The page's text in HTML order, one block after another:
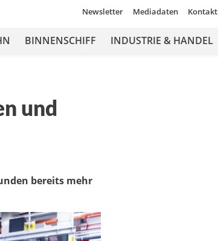
Newsletter Mediadaten Kontakt
BINNENSCHIFF INDUSTRIE & HANDEL
und
bereits mehr